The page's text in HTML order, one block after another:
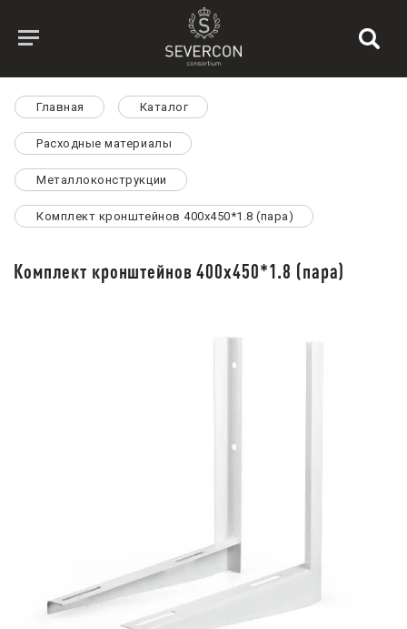
Главная Каталог
Расходные материалы
Металлоконструкции
Комплект кронштейнов 400х450*1.8 (пара)
Комплект кронштейнов 400х450*1.8 (пара)